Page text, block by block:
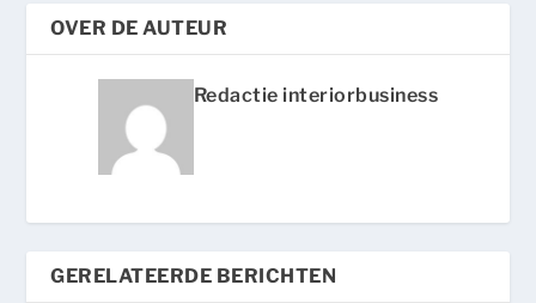
OVER DE AUTEUR
Redactie interiorbusiness
GERELATEERDE BERICHTEN